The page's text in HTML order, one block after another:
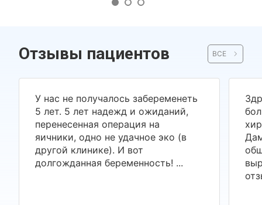
Отзывы пациентов ВСЕ
У нас не получалось забеременеть
5 лет. 5 лет надежд и ожиданий,
перенесенная операция на
яичники, одно не удачное эко (в
другой клинике). И вот
долгожданная беременность! ...